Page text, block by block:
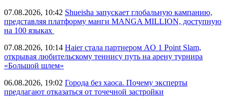
07.08.2026, 10:42 Shueisha запускает глобальную кампанию,
представляя платформу манги MANGA MILLION, доступную
на 100 языках
07.08.2026, 10:14 Haier стала партнером AO 1 Point Slam,
открывая любительскому теннису путь на арену турнира
«Большой шлем»
06.08.2026, 19:02 Города без хаоса. Почему эксперты
предлагают отказаться от точечной застройки